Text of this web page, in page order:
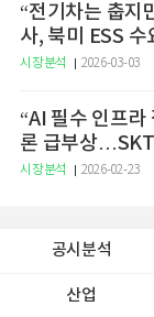
“전기차는 춥지
사, 북미 ESS 수
시장분석 2026-03-03
“AI 필수 인프라
론 급부상
증권
시장분석 2026-02-23
공시분석
산업